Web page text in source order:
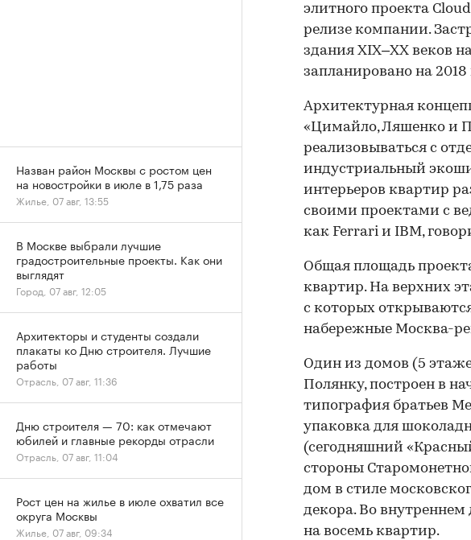
элитного проекта
релизе компании.
здания XIX–XX веков
запланировано на 2018
Архитектурная
«Цимайло, Ляшенко и
реализовываться с
индустриальный
интерьеров квартир
своими проектами с
как Ferrari и IBM,
Общая площадь
квартир. На верхних
с которых
набережные Москва-
Один из домов (5
Полянку, построен в
типография братьев
упаковка для
(сегодняшний
стороны
дом в стиле
декора. Во внутреннем
на восемь квартир.
Назван район Москвы с ростом цен
на новостройки в июле в 1,75 раза
Жилье, 07 авг, 13:55
В Москве выбрали лучшие
градостроительные проекты. Как они
выглядят
Город, 07 авг, 12:05
Архитекторы и студенты создали
плакаты ко Дню строителя. Лучшие
работы
Отрасль, 07 авг, 11:36
Дню строителя — 70: как отмечают
юбилей и главные рекорды отрасли
Отрасль, 07 авг, 11:04
Рост цен на жилье в июле охватил все
округа Москвы
Жилье, 07 авг, 09:34